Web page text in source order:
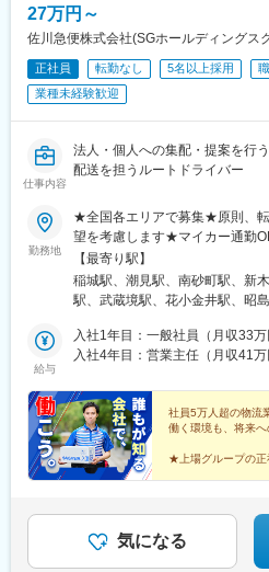
丘駅、岩村田駅、村山駅(長野県)
常永駅、春日居町駅、東桂駅、
任駅、丸岡駅、敦賀駅、清明駅
朝潮橋駅、門真南駅、深江橋駅
石駅、中埠頭駅、苅藻駅、加太
伊山田駅、新宮駅、芳養駅、船
市民病院口駅、篠原駅(滋賀県)、
おごと温泉駅、長浜駅、箕浦駅
郷駅、布師田駅、撫養駅、川原
駅、本郷駅(広島県)、八本松駅
駅、下府駅、八浜駅、金光駅、
駅、米川駅、山口駅(山口県)、
駅、南瀬高駅、五郎丸駅、苅田
線)、新飯塚駅、橋本駅(福岡県)
駅、西小倉駅、大塔駅、佐伯駅
駅、北友田駅、朝地駅、バルー
大津駅、光の森駅、平成駅、人
(宮崎県)、高鍋駅、三股駅、東旭
士駅(北海道)、根室駅、新川駅(
目駅、問寒別駅、東室蘭駅、ほ
駅、滝川駅、南稚内駅、利別駅
重浜駅、磯分内駅、富良野駅、
泉中央駅、古川駅、東白石駅、
泉崎駅、中荒井駅、日立木駅、
擶駅、置賜駅、山ノ目駅、花巻
27万円～
佐川急便株式会社(SGホールディングス
正社員 転勤なし 5名以上採用
業種未経験歓迎
仕事内容
法人・個人への集配・提案を行
配送を担うルートドライバー
勤務地
★全国各エリアで募集★原則、
望を考慮します★マイカー通勤
ライバー】【ルート（輸送）ド
玉、神奈川、栃木、群馬、千葉
阜、静岡■甲信越エリア新潟、長
国・四国エリア香川、愛媛、高
口、鳥取■九州エリア福岡、長崎
秋田、青森
【最寄り駅】
稲城駅、潮見駅、南砂町駅、新
駅、武蔵境駅、花小金井駅、昭
駅、永田駅(埼玉県)、鳩ケ谷駅、
羽駅、羽沢横浜国大駅、中野島
市駅、多田羅駅、岩宿駅、上州
駅、細谷駅(群馬県)、松飛台駅、
ター駅、千葉みなと駅、誉田駅
駅、赤塚駅、下館駅、延方駅、
三河安城駅、萩原駅(愛知県)、
駅、三河一宮駅、竹村駅、港区
駅、本郷駅(愛知県)、佐那具駅
駅、六軒駅(三重県)、尾鷲駅、
給与
入社1年目：一般社員（月収33
入社4年目：営業主任（月収41
社員5万人超の物流
働く環境も、将来へ
★上場グループの正
気になる